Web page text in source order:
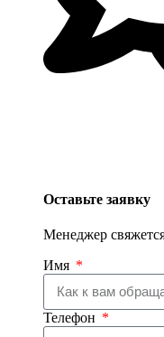
Оставьте заявку
Менеджер
Имя
Телефон